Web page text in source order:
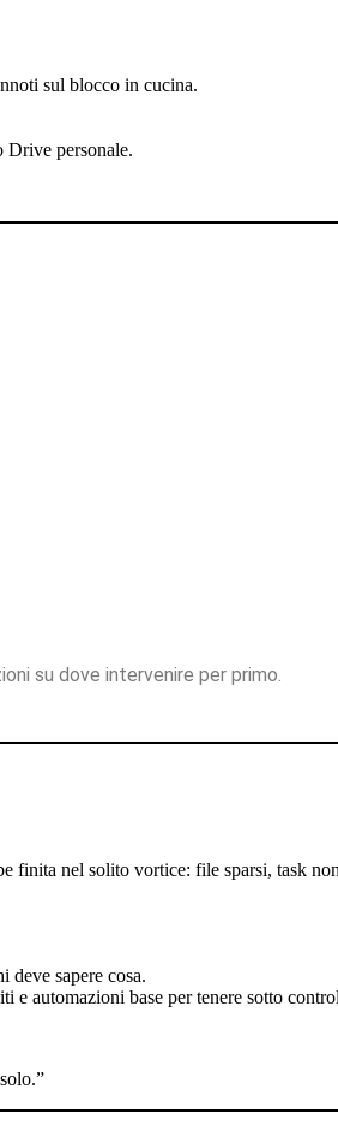
sul blocco in cucina.
Drive personale.
su dove intervenire per primo.
finita nel solito vortice: file sparsi, task
deve sapere cosa.
automazioni base per tenere sotto